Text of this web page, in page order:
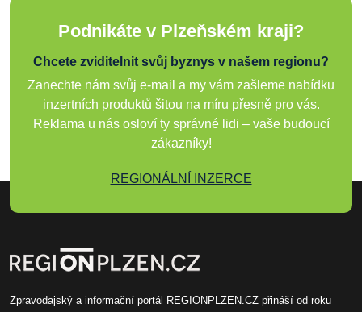
Podnikáte v Plzeňském kraji?
Chcete zviditelnit svůj byznys v našem regionu?
Zanechte nám svůj e-mail a my vám zašleme nabídku
inzertních produktů šitou na míru přesně pro vás.
Reklama u nás osloví ty správné lidi – vaše budoucí
zákazníky!
REGIONÁLNÍ INZERCE
Zpravodajský a informační portál REGIONPLZEN.CZ přináší od roku